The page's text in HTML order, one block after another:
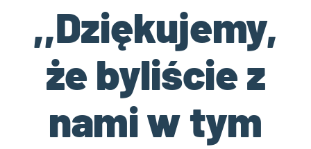
,,Dziękujemy,
że byliście z
nami w tym